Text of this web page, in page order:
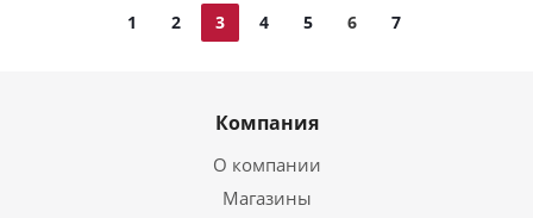
1 2 3 4 5 6 7
Компания
О компании
Магазины